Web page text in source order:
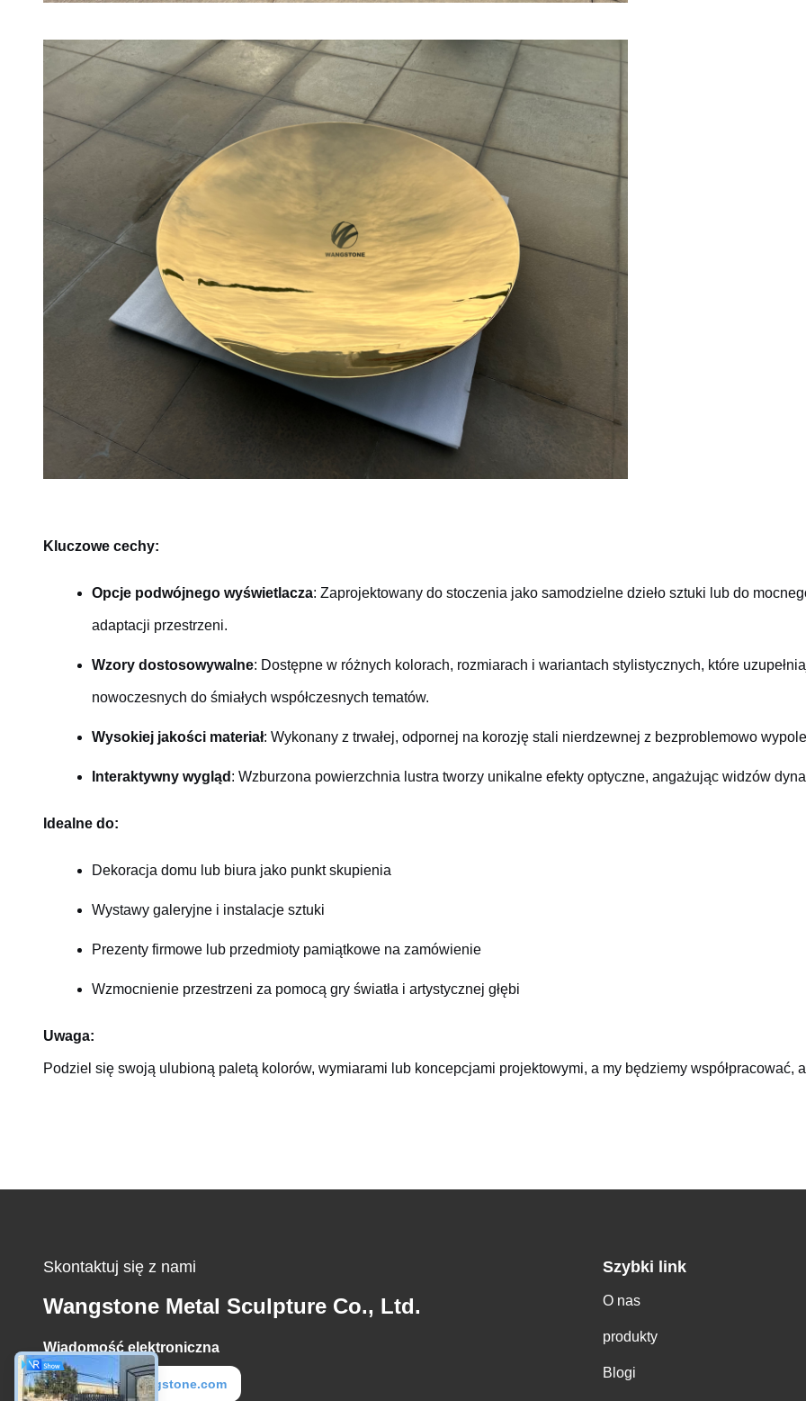
Kluczowe cechy:
Opcje podwójnego wyświetlacza: Zaprojektowany do stoczenia jako samodzielne dzieło sztuki lub do
adaptacji przestrzeni.
Wzory dostosowywalne: Dostępne w różnych kolorach, rozmiarach i wariantach stylistycznych, które
nowoczesnych do śmiałych współczesnych tematów.
Wysokiej jakości materiał: Wykonany z trwałej, odpornej na korozję stali nierdzewnej z bezproblemowo
Interaktywny wygląd : Wzburzona powierzchnia lustra tworzy unikalne efekty optyczne, angażując widzów
Idealne do:
Dekoracja domu lub biura jako punkt skupienia
Wystawy galeryjne i instalacje sztuki
Prezenty firmowe lub przedmioty pamiątkowe na zamówienie
Wzmocnienie przestrzeni za pomocą gry światła i artystycznej głębi
Uwaga:
Podziel się swoją ulubioną paletą kolorów, wymiarami lub koncepcjami projektowymi, a my będziemy współpracować,
Skontaktuj się z nami
Wangstone Metal Sculpture Co., Ltd.
Wiadomość elektroniczna
metal@wangstone.com
Szybki link
O nas
produkty
Blogi